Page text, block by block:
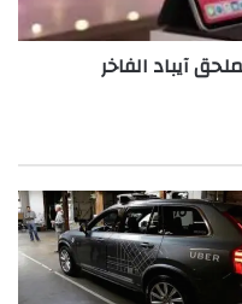
آيباد الفاخر